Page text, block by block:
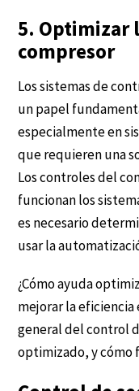
5. Optimizar
compresor
Los sistemas de
un papel
especialmente en
que requieren una
Los controles del
funcionan los
es necesario
usar la
¿Cómo ayuda
mejorar la
general del control
optimizado, y cómo